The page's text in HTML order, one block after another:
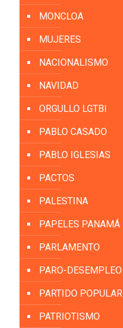
MONCLOA
MUJERES
NACIONALISMO
NAVIDAD
ORGULLO LGTBI
PABLO CASADO
PABLO IGLESIAS
PACTOS
PALESTINA
PAPELES PANAMÁ
PARLAMENTO
PARO-DESEMPLEO
PARTIDO POPULAR
PATRIOTISMO